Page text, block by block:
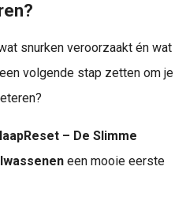
snurken veroorzaakt én wat
volgende stap zetten om je
– De Slimme
een mooie eerste